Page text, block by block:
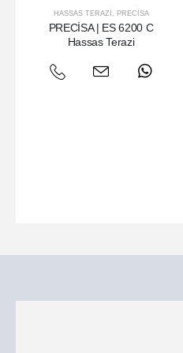
HASSAS TERAZI PRECISA
PRECİSA | ES 6200 C
Hassas Terazi